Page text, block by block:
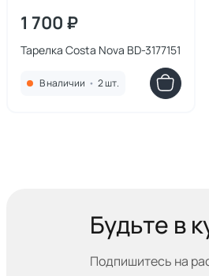
1 700 ₽
Тарелка Costa Nova BD-3177151
В наличии • 2 шт.
Будьте в
Подпишитесь на